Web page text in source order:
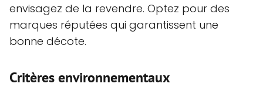
envisagez de la revendre. Optez pour des
marques réputées qui garantissent une
bonne décote.
Critères environnementaux